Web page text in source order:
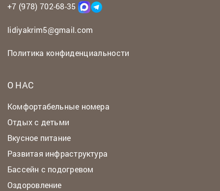
+7 (978) 702-68-35
lidiyakrim5@gmail.com
Политика конфиденциальности
О НАС
Комфортабельные номера
Отдых с детьми
Вкусное питание
Развитая инфраструктура
Бассейн с подогревом
Оздоровление